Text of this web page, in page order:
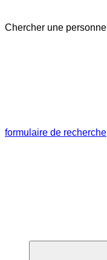
Chercher une personne
formulaire de recherche